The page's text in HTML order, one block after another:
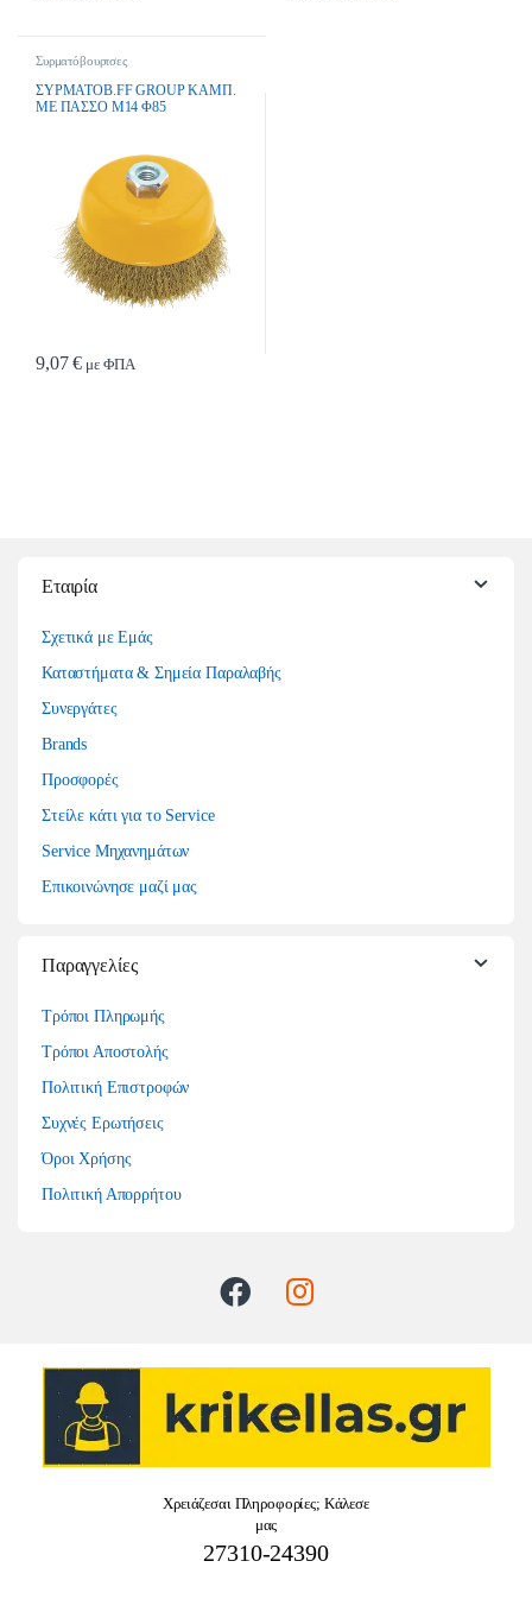
Συρματόβουρτσες
ΣΥΡΜΑΤΟΒ.FF GROUP ΚΑΜΠ.
ΜΕ ΠΑΣΣΟ Μ14 Φ85
9,07€ με ΦΠΑ
Εταιρία
Σχετικά με Εμάς
Καταστήματα & Σημεία Παραλαβής
Συνεργάτες
Brands
Προσφορές
Στείλε κάτι για το Service
Service Μηχανημάτων
Επικοινώνησε μαζί μας
Παραγγελίες
Τρόποι Πληρωμής
Τρόποι Αποστολής
Πολιτική Επιστροφών
Συχνές Ερωτήσεις
Όροι Χρήσης
Πολιτική Απορρήτου
Χρειάζεσαι Πληροφορίες; Κάλεσε
μας
27310-24390